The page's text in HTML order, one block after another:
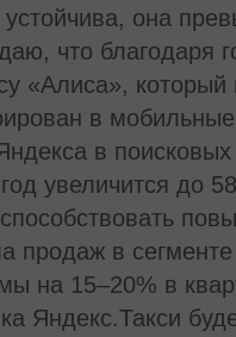
она
что благодаря
«Алиса», который
в мобильные
в поисковых
увеличится до
продаж в сегменте
на 15–20% в
Яндекс.Такси